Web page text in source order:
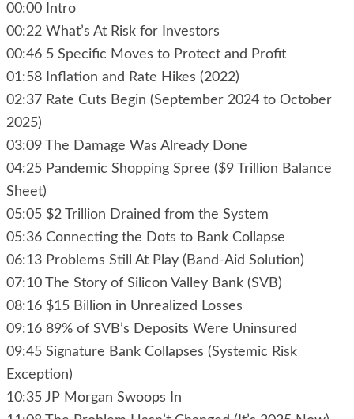
00:00 Intro
00:22 What’s At Risk for Investors
00:46 5 Specific Moves to Protect and Profit
01:58 Inflation and Rate Hikes (2022)
02:37 Rate Cuts Begin (September 2024 to October
2025)
03:09 The Damage Was Already Done
04:25 Pandemic Shopping Spree ($9 Trillion Balance
Sheet)
05:05 $2 Trillion Drained from the System
05:36 Connecting the Dots to Bank Collapse
06:13 Problems Still At Play (Band-Aid Solution)
07:10 The Story of Silicon Valley Bank (SVB)
08:16 $15 Billion in Unrealized Losses
09:16 89% of SVB’s Deposits Were Uninsured
09:45 Signature Bank Collapses (Systemic Risk
Exception)
10:35 JP Morgan Swoops In